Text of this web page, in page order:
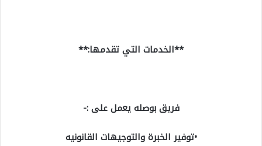
**الخدمات التي تقدمها:**
فريق بوصله يعمل على :-
•توفير الخبرة والتوجيهات القانونيه